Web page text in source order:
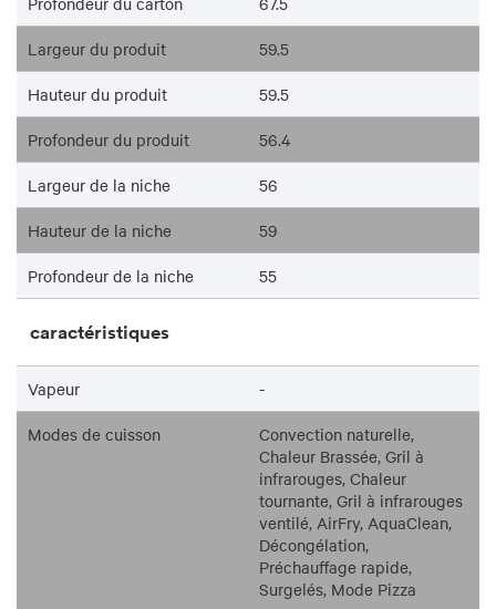
Largeur du produit 59.5
Hauteur du produit 59.5
Profondeur du produit 56.4
Largeur de la niche 56
Hauteur de la niche 59
Profondeur de la niche 55
caractéristiques
Vapeur -
Modes de cuisson
Convection naturelle,
Chaleur Brassée, Gril à
infrarouges, Chaleur
tournante, Gril à infrarouges
ventilé, AirFry, AquaClean,
Décongélation,
Préchauffage rapide,
Surgelés, Mode Pizza